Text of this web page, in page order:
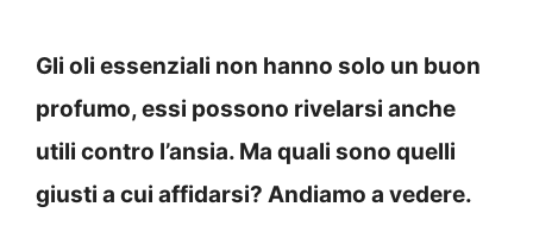
Gli oli essenziali non hanno solo un buon
profumo, essi possono rivelarsi anche
utili contro l’ansia. Ma quali sono quelli
giusti a cui affidarsi? Andiamo a vedere.